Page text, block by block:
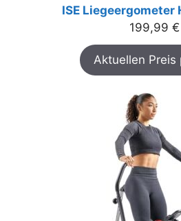
ISE Liegeergometer
199,99 €
Aktuellen Preis